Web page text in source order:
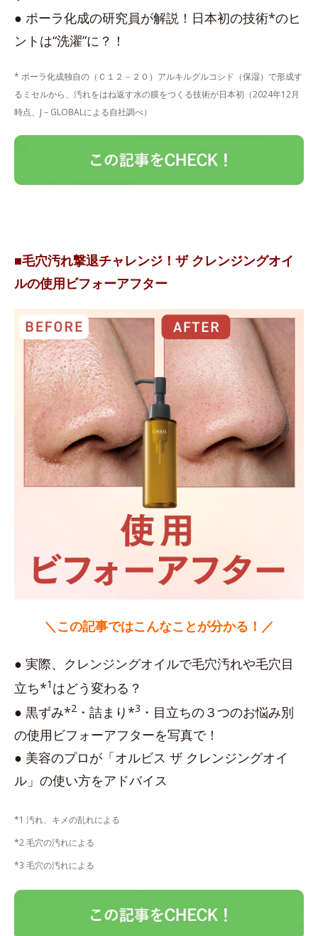
● ポーラ化成の研究員が解説！日本初の技術*のヒ
ントは“洗濯”に？！
* ポーラ化成独自の（Ｃ１２－２０）アルキルグルコシド（保湿）で形成す
るミセルから、汚れをはね返す水の膜をつくる技術が日本初（2024年12月
時点、J－GLOBALによる自社調べ）
■毛穴汚れ撃退チャレンジ！ザ クレンジングオイ
ルの使用ビフォーアフター
＼この記事ではこんなことが分かる！／
● 実際、クレンジングオイルで毛穴汚れや毛穴目
立ち*1 はどう変わる？
● 黒ずみ*2 ・詰まり*3 ・目立ちの３つのお悩み別
の使用ビフォーアフターを写真で！
● 美容のプロが「オルビス ザ クレンジングオイ
ル」の使い方をアドバイス
*1 汚れ、キメの乱れによる
*2 毛穴の汚れによる
*3 毛穴の汚れによる